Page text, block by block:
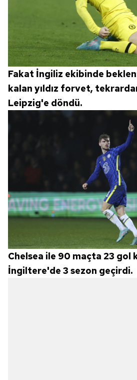
Fakat İngiliz ekibinde
kalan yıldız forvet,
Leipzig'e döndü.
Chelsea ile 90 maçta 23 gol
İngiltere'de 3 sezon geçirdi.